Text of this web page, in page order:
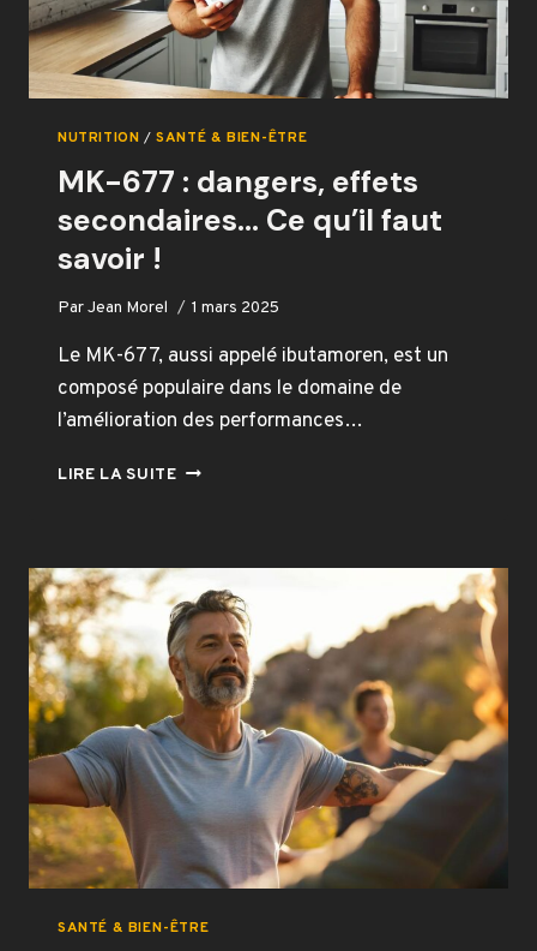
NUTRITION /SANTÉ & BIEN-ÊTRE
MK-677 : dangers, effets
secondaires… Ce qu’il faut
savoir !
ParJean Morel 1 mars 2025
Le MK-677, aussi appelé ibutamoren, est un
composé populaire dans le domaine de
l’amélioration des performances…
LIRE LA SUITEMK-
EFFETS
SECONDAIRES…
CE
QU’IL
FAUT
SAVOIR
!
SANTÉ & BIEN-ÊTRE